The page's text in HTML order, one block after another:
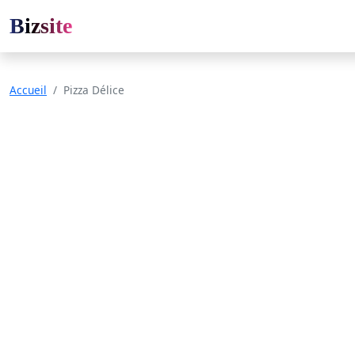
Bizsite
Accueil Pizza Délice